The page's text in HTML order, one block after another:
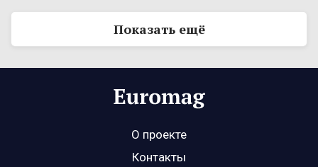
Показать ещё
О проекте
Контакты